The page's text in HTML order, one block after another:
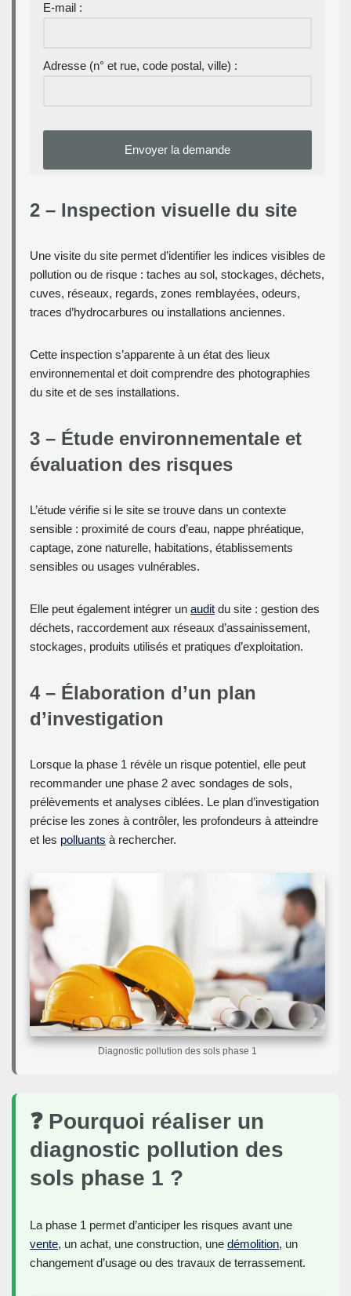
E-mail :
Adresse (n° et rue, code postal, ville) :
2 – Inspection visuelle du site
Une visite du site permet d’identifier les indices visibles de
pollution ou de risque : taches au sol, stockages, déchets,
cuves, réseaux, regards, zones remblayées, odeurs,
traces d’hydrocarbures ou installations anciennes.
Cette inspection s’apparente à un état des lieux
environnemental et doit comprendre des photographies
du site et de ses installations.
3 – Étude environnementale et
évaluation des risques
L’étude vérifie si le site se trouve dans un contexte
sensible : proximité de cours d’eau, nappe phréatique,
captage, zone naturelle, habitations, établissements
sensibles ou usages vulnérables.
Elle peut également intégrer un audit du site : gestion des
déchets, raccordement aux réseaux d’assainissement,
stockages, produits utilisés et pratiques d’exploitation.
4 – Élaboration d’un plan
d’investigation
Lorsque la phase 1 révèle un risque potentiel, elle peut
recommander une phase 2 avec sondages de sols,
prélèvements et analyses ciblées. Le plan d’investigation
précise les zones à contrôler, les profondeurs à atteindre
et les polluants à rechercher.
Diagnostic pollution des sols phase 1
❓ Pourquoi réaliser un
diagnostic pollution des
sols phase 1 ?
La phase 1 permet d’anticiper les risques avant une
vente, un achat, une construction, une démolition, un
changement d’usage ou des travaux de terrassement.